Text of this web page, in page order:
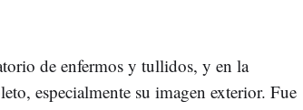
de enfermos y tullidos, y en la
especialmente su imagen exterior. Fue